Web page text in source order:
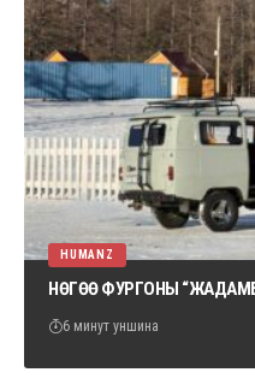
HUMANZ
НӨГӨӨ ФУРГОНЫ
6 минут уншина